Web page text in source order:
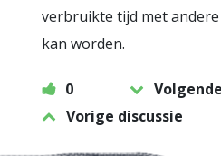
verbruikte tijd met
kan worden.
0
Vorige discussie